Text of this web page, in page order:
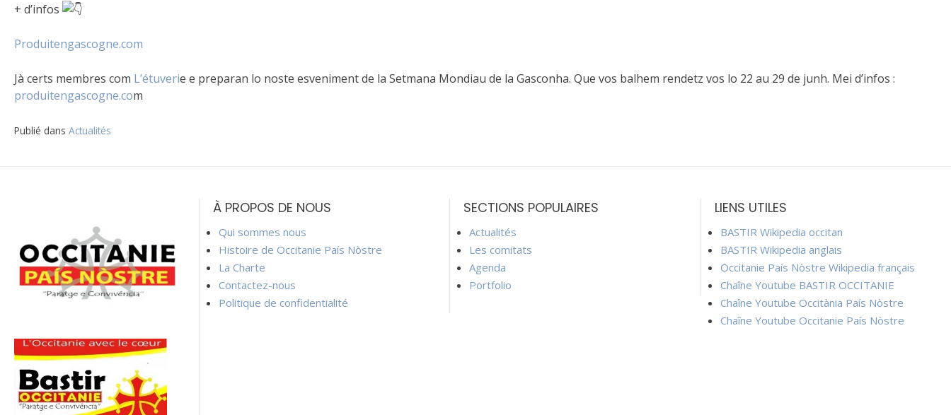
+ d’infos
Produitengascogne.com
Jà certs membres com L’étuverie e preparan lo noste esveniment de la Setmana Mondiau de la Gasconha. Que vos balhem rendetz vos lo 22 au 29 de junh. Mei d’infos :
produitengascogne.com
Publié dans Actualités
l’article
À PROPOS DE NOUS
Qui sommes nous
Histoire de Occitanie País Nòstre
La Charte
Contactez-nous
Politique de confidentialité
SECTIONS POPULAIRES
Actualités
Les comitats
Agenda
Portfolio
LIENS UTILES
BASTIR Wikipedia occitan
BASTIR Wikipedia anglais
Occitanie País Nòstre Wikipedia français
Chaîne Youtube BASTIR OCCITANIE
Chaîne Youtube Occitània País Nòstre
Chaîne Youtube Occitanie País Nòstre